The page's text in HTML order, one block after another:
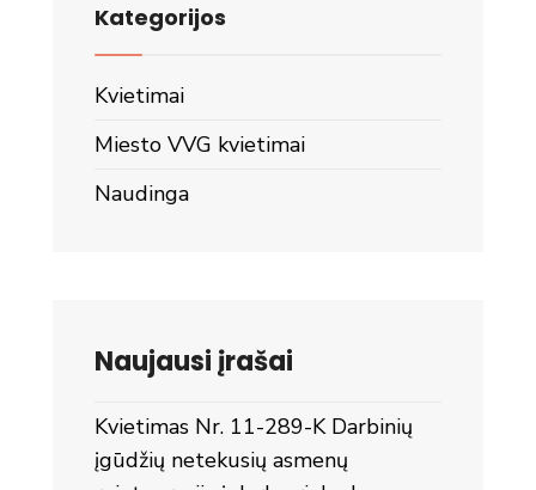
Kategorijos
Kvietimai
Miesto VVG kvietimai
Naudinga
Naujausi įrašai
Kvietimas Nr. 11-289-K Darbinių
įgūdžių netekusių asmenų